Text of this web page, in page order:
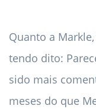
Quanto a
tendo dito:
sido mais
meses do que